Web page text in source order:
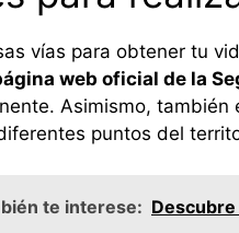
vías para obtener tu
web oficial de la
Asimismo,
puntos del
te interese: